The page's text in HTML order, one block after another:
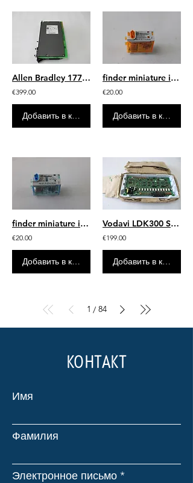
Allen Bradley 1771-P5K/A Power Supply
€399.00
Добавить в корзину
finder miniature industrial relay 46.61.8.110.0040 110V AC
€20.00
Добавить в корзину
finder miniature industrial relay 46.61.9.024.0040 24VDC
€20.00
Добавить в корзину
Vodavi LDK300 SLIB2E Digital Telephone Interface Board 3032-40
€199.00
Добавить в корзину
1 / 84
КОНТАКТ
Имя
Фамилия
Электронное письмо